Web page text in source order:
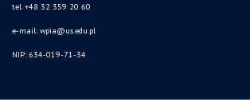
tel. +48 32 359 20 60
e-mail: wpia@us.edu.pl
NIP: 634-019-71-34